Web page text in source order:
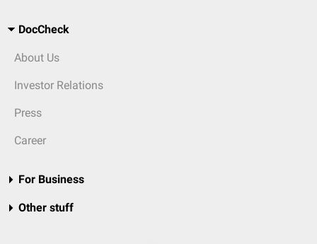
DocCheck
About Us
Investor Relations
Press
Career
For Business
Other stuff